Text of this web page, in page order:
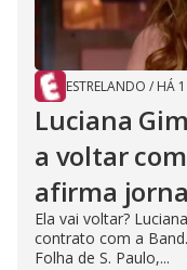
ESTRELANDO / HÁ
Luciana
a voltar
afirma
Ela vai voltar?
contrato com a
Folha de S. Paulo,...